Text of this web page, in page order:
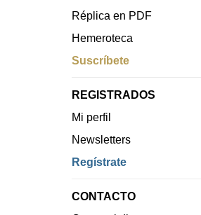
Réplica en PDF
Hemeroteca
Suscríbete
REGISTRADOS
Mi perfil
Newsletters
Regístrate
CONTACTO